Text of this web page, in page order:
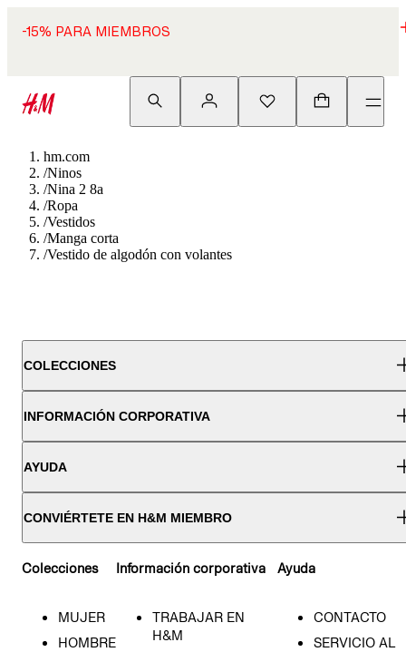
-15% PARA MIEMBROS
hm.com
/Ninos
/Nina 2 8a
/Ropa
/Vestidos
/Manga corta
/Vestido de algodón con volantes
COLECCIONES
INFORMACIÓN CORPORATIVA
AYUDA
CONVIÉRTETE EN H&M MIEMBRO
Colecciones
MUJER
HOMBRE
Información corporativa
TRABAJAR EN
H&M
Ayuda
CONTACTO
SERVICIO AL